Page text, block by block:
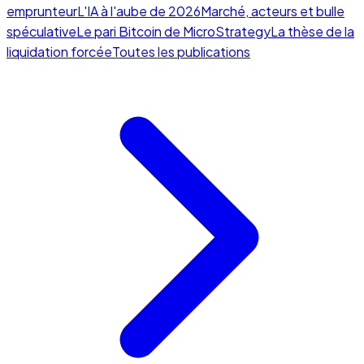
emprunteurL'IA à l'aube de 2026Marché, acteurs et bulle
spéculativeLe pari Bitcoin de MicroStrategyLa thèse de la
liquidation forcéeToutes les publications